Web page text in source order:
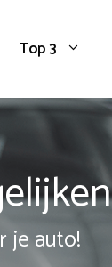
Top 3
je auto!